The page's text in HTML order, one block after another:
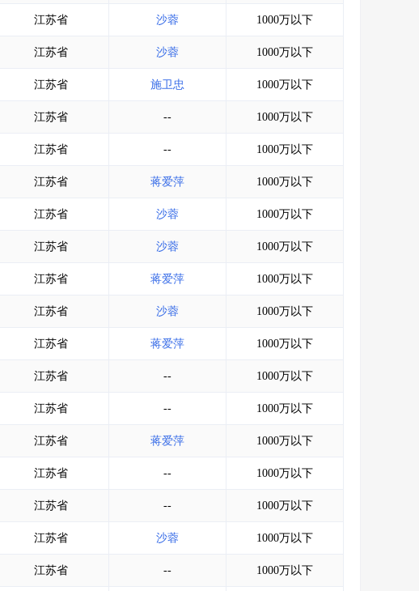
江苏省 沙蓉 1000万以下
江苏省 沙蓉 1000万以下
江苏省 施卫忠 1000万以下
江苏省 -- 1000万以下
江苏省 -- 1000万以下
江苏省 蒋爱萍 1000万以下
江苏省 沙蓉 1000万以下
江苏省 沙蓉 1000万以下
江苏省 蒋爱萍 1000万以下
江苏省 沙蓉 1000万以下
江苏省 蒋爱萍 1000万以下
江苏省 -- 1000万以下
江苏省 -- 1000万以下
江苏省 蒋爱萍 1000万以下
江苏省 -- 1000万以下
江苏省 -- 1000万以下
江苏省 沙蓉 1000万以下
江苏省 -- 1000万以下